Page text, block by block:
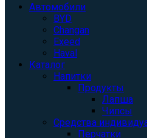
Автомобили
BYD
Changan
Exeed
Haval
Каталог
Напитки
Продукты
Лапша
Чипсы
Средства
Перчатки